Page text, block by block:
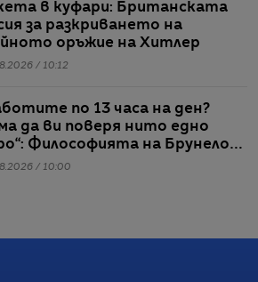
в куфари: Британската
за разкриването на
оръжие на Хитлер
/ 10:12
по 13 часа на ден?
да ви поверя нито едно
Философията на Брунело
за бизнеса и живота
/ 10:00